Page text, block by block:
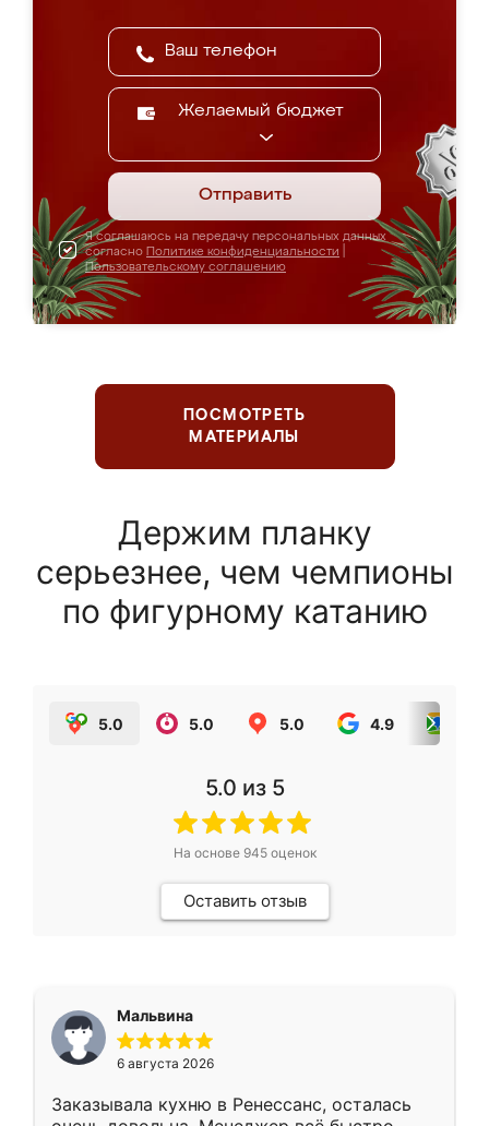
Желаемый бюджет
Отправить
Я соглашаюсь на передачу персональных данных
согласно Политике конфиденциальности
Пользовательскому соглашению
ПОСМОТРЕТЬ
МАТЕРИАЛЫ
Держим планку
серьезнее, чем чемпионы
по фигурному катанию
5.0 5.0 5.0 4.9
5.0 из 5
На основе 945оценок
Оставить отзыв
Мальвина
6 августа 2026
Заказывала кухню в Ренессанс, осталась